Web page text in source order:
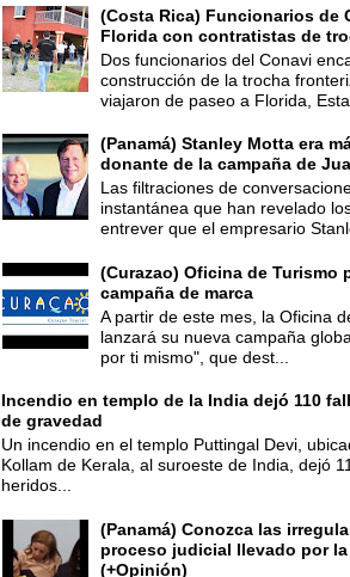
(Costa Rica) Funcionarios de
Florida con contratistas de
Dos funcionarios del Conavi
construcción de la trocha
viajaron de paseo a Florida,
(Panamá) Stanley Motta era
donante de la campaña de
Las filtraciones de
instantánea que han revelado
entrever que el empresario
(Curazao) Oficina de Turismo
campaña de marca
A partir de este mes, la Oficina
lanzará su nueva campaña
por ti mismo", que dest...
Incendio en templo de la India dejó 110
de gravedad
Un incendio en el templo Puttingal Devi,
Kollam de Kerala, al suroeste de India, dejó
heridos...
(Panamá) Conozca las
proceso judicial llevado por
(+Opinión)